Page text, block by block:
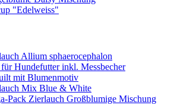
"Edelweiss"
Allium sphaerocephalon
Hundefutter inkl. Messbecher
mit Blumenmotiv
Mix Blue & White
Pack Zierlauch Großblumige Mischung